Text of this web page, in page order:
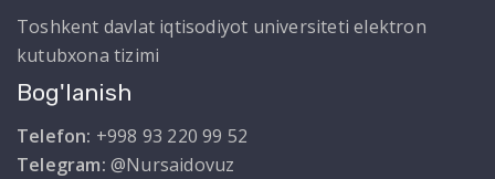
Toshkent davlat iqtisodiyot universiteti elektron
kutubxona tizimi
Bog'lanish
Telefon: +998 93 220 99 52
Telegram: @Nursaidovuz